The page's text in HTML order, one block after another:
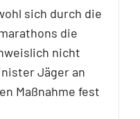
sich durch die
die
nicht
Jäger an
Maßnahme fest